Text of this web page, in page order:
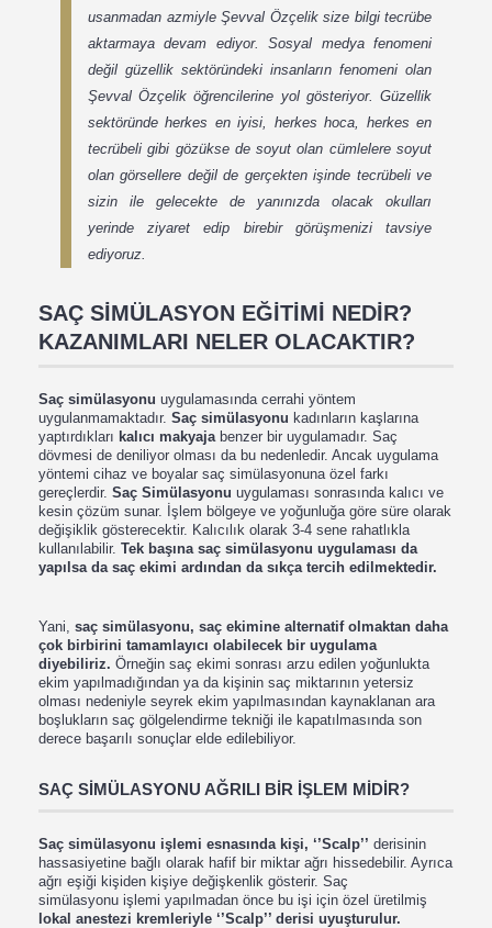
usanmadan azmiyle Şevval Özçelik size bilgi tecrübe
aktarmaya devam ediyor.Sosyal medya fenomeni
değil güzellik sektöründeki insanların fenomeni olan
Şevval Özçelik öğrencilerine yol gösteriyor. Güzellik
sektöründe herkes en iyisi, herkes hoca, herkes en
tecrübeli gibi gözükse de soyut olan cümlelere soyut
olan görsellere değil de gerçekten işinde tecrübeli ve
sizin ile gelecekte de yanınızda olacak okulları
yerinde ziyaret edip birebir görüşmenizi tavsiye
ediyoruz.
SAÇ SİMÜLASYON EĞİTİMİ NEDİR?
KAZANIMLARI NELER OLACAKTIR?
Saç simülasyonu uygulamasında cerrahi yöntem
uygulanmamaktadır. Saç simülasyonu kadınların kaşlarına
yaptırdıkları kalıcı makyajabenzer bir uygulamadır. Saç
dövmesi de deniliyor olması da bu nedenledir. Ancak uygulama
yöntemi cihaz ve boyalar saç simülasyonuna özel farkı
gereçlerdir. Saç Simülasyonu uygulaması sonrasında kalıcı ve
kesin çözüm sunar. İşlem bölgeye ve yoğunluğa göre süre olarak
değişiklik gösterecektir. Kalıcılık olarak 3-4 sene rahatlıkla
kullanılabilir. Tek başına saç simülasyonu uygulaması da
yapılsa da saç ekimi ardından da sıkça tercih edilmektedir.
Yani, saç simülasyonu, saç ekimine alternatif olmaktan daha
çok birbirini tamamlayıcı olabilecek bir uygulama
diyebiliriz. Örneğin saç ekimi sonrası arzu edilen yoğunlukta
ekim yapılmadığından ya da kişinin saç miktarının yetersiz
olması nedeniyle seyrek ekim yapılmasından kaynaklanan ara
boşlukların saç gölgelendirme tekniği ile kapatılmasında son
derece başarılı sonuçlar elde edilebiliyor.
SAÇ SİMÜLASYONU AĞRILI BİR İŞLEM MİDİR?
Saç simülasyonu işlemi esnasında kişi, ‘’Scalp’’ derisinin
hassasiyetine bağlı olarak hafif bir miktar ağrı hissedebilir. Ayrıca
ağrı eşiği kişiden kişiye değişkenlik gösterir. Saç
simülasyonu işlemi yapılmadan önce bu işi için özel üretilmiş
lokal anestezi kremleriyle ‘’Scalp’’ derisi uyuşturulur.